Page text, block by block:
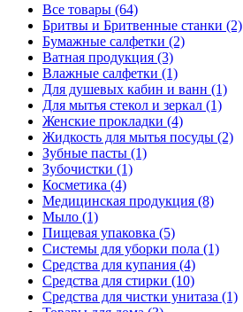
Все товары (64)
Бритвы и Бритвенные станки (2)
Бумажные салфетки (2)
Ватная продукция (3)
Влажные салфетки (1)
Для душевых кабин и ванн (1)
Для мытья стекол и зеркал (1)
Женские прокладки (4)
Жидкость для мытья посуды (2)
Зубные пасты (1)
Зубочистки (1)
Косметика (4)
Медицинская продукция (8)
Мыло (1)
Пищевая упаковка (5)
Системы для уборки пола (1)
Средства для купания (4)
Средства для стирки (10)
Средства для чистки унитаза (1)